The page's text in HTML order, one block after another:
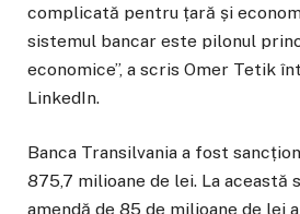
complicată pentru țară și
sistemul bancar este pilonul
economice”, a scris Omer Tetik
LinkedIn.
Banca Transilvania a fost
875,7 milioane de lei. La această
amendă de 85 de milioane de lei